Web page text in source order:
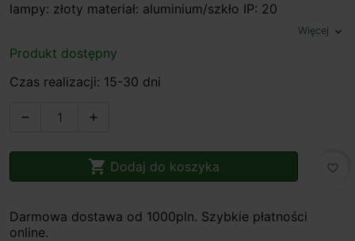
lampy: złoty materiał: aluminium/szkło IP: 20
Więcej expand_more
Produkt dostępny
Czas realizacji: 15-30 dni
 
 Dodaj do koszyka favorite_border
Darmowa dostawa od 1000pln. Szybkie płatności
online.